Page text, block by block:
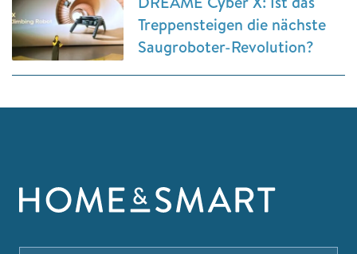
Treppensteigen die nächste
Saugroboter-Revolution?